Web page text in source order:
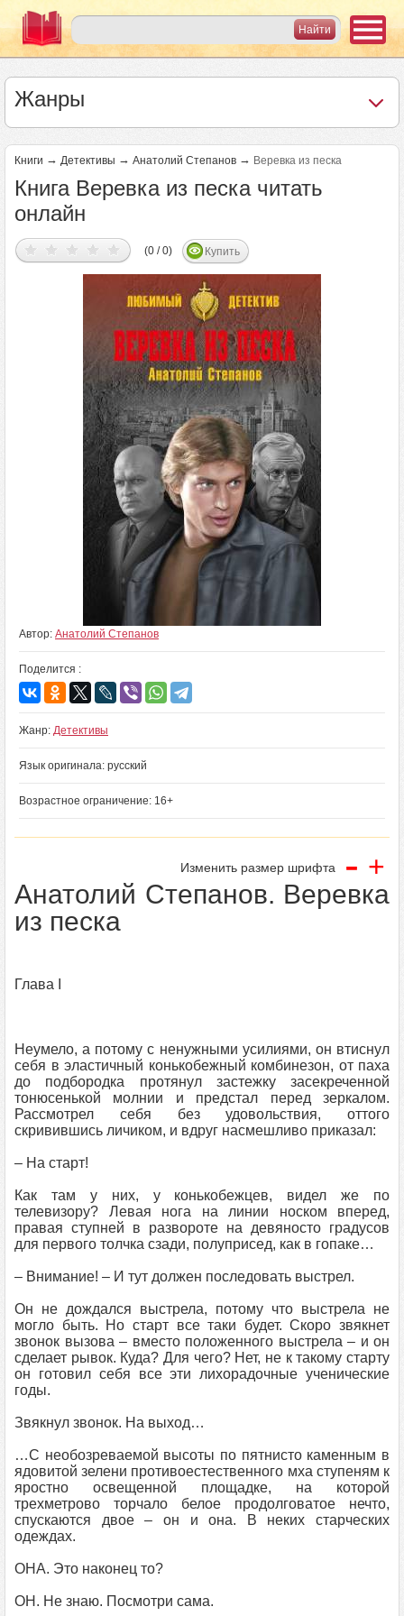
Жанры
Книги → Детективы → Анатолий Степанов → Веревка из песка
Книга Веревка из песка читать
онлайн
(0 / 0) Купить
Автор: Анатолий Степанов
Поделится :
Жанр: Детективы
Язык оригинала: русский
Возрастное ограничение: 16+
Изменить размер шрифта - +
Анатолий Степанов. Веревка
из песка
Глава I
Неумело, а потому с ненужными усилиями, он втиснул
себя в эластичный конькобежный комбинезон, от паха
до подбородка протянул застежку засекреченной
тонюсенькой молнии и предстал перед зеркалом.
Рассмотрел себя без удовольствия, оттого
скривившись личиком, и вдруг насмешливо приказал:
– На старт!
Как там у них, у конькобежцев, видел же по
телевизору? Левая нога на линии носком вперед,
правая ступней в развороте на девяносто градусов
для первого толчка сзади, полуприсед, как в гопаке…
– Внимание! – И тут должен последовать выстрел.
Он не дождался выстрела, потому что выстрела не
могло быть. Но старт все таки будет. Скоро звякнет
звонок вызова – вместо положенного выстрела – и он
сделает рывок. Куда? Для чего? Нет, не к такому старту
он готовил себя все эти лихорадочные ученические
годы.
Звякнул звонок. На выход…
…С необозреваемой высоты по пятнисто каменным в
ядовитой зелени противоестественного мха ступеням к
яростно освещенной площадке, на которой
трехметрово торчало белое продолговатое нечто,
спускаются двое – он и она. В неких старческих
одеждах.
ОНА. Это наконец то?
ОН. Не знаю. Посмотри сама.